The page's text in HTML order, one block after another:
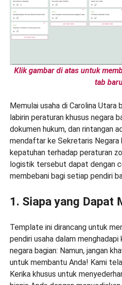
Klik gambar di atas untuk
tab
Memulai usaha di Carolina Utara
labirin peraturan khusus negara
dokumen hukum, dan rintangan
mendaftar ke Sekretaris Negara
kepatuhan terhadap peraturan
logistik tersebut dapat dengan
membebani bagi setiap pendiri
1. Siapa yang Dapat
Template ini dirancang untuk
pendiri usaha dalam
negara bagian: Namun, jangan
untuk membantu Anda! Kami
Kerika khusus untuk